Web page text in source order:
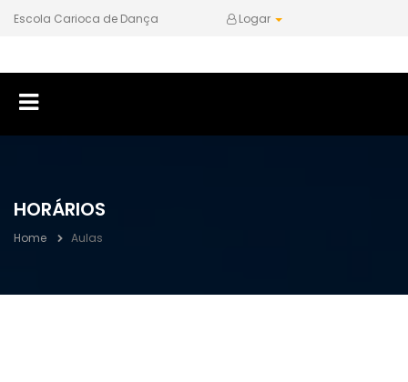
Escola Carioca de Dança Logar
HORÁRIOS
Home Aulas